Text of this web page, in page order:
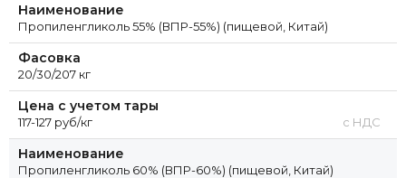
Наименование
Пропиленгликоль 55% (ВПР-55%) (пищевой, Китай)
Фасовка
20/30/207 кг
Цена с учетом тары
117-127 руб/кг с НДС
Наименование
Пропиленгликоль 60% (ВПР-60%) (пищевой, Китай)